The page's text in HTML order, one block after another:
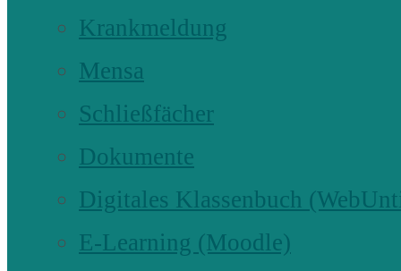
Krankmeldung
Mensa
Schließfächer
Dokumente
Digitales Klassenbuch
E-Learning (Moodle)